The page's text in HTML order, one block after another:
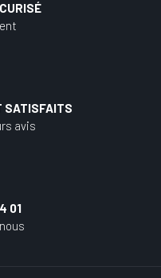
SATISFAITS
avis
01